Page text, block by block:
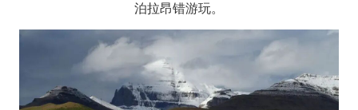
泊拉昂错游玩。